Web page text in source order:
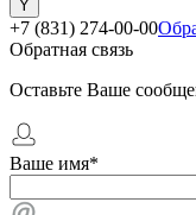
+7 (831) 274-00-00
Обратная связь
Оставьте Ваше
Ваше имя*